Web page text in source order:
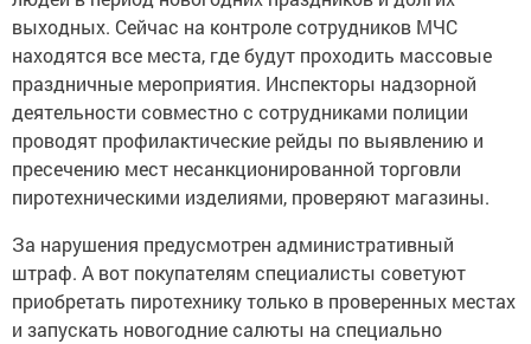
выходных. Сейчас на контроле сотрудников МЧС
находятся все места, где будут проходить массовые
праздничные мероприятия. Инспекторы надзорной
деятельности совместно с сотрудниками полиции
проводят профилактические рейды по выявлению и
пресечению мест несанкционированной торговли
пиротехническими изделиями, проверяют магазины.
За нарушения предусмотрен административный
штраф. А вот покупателям специалисты советуют
приобретать пиротехнику только в проверенных местах
и запускать новогодние салюты на специально